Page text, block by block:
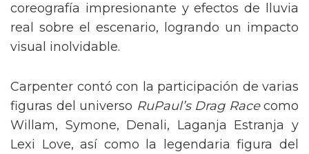
coreografía impresionante y efectos de lluvia
real sobre el escenario, logrando un impacto
visual inolvidable.
Carpenter contó con la participación de varias
figuras del universo RuPaul’s Drag Racecomo
Willam, Symone, Denali, Laganja Estranja y
Lexi Love, así como la legendaria figura del